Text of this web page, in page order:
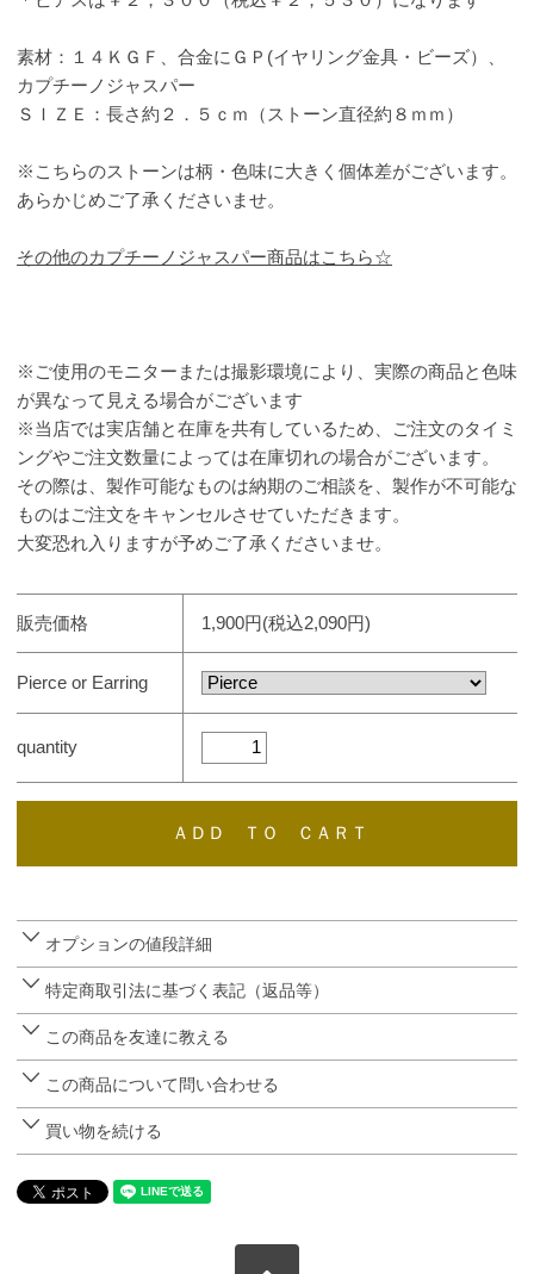
素材：１４ＫＧＦ、合金にＧＰ(イヤリング金具・ビーズ）、
カプチーノジャスパー
ＳＩＺＥ：長さ約２．５ｃｍ（ストーン直径約８ｍｍ）
※こちらのストーンは柄・色味に大きく個体差がございます。
あらかじめご了承くださいませ。
その他のカプチーノジャスパー商品はこちら☆
※ご使用のモニターまたは撮影環境により、実際の商品と色味
が異なって見える場合がございます
※当店では実店舗と在庫を共有しているため、ご注文のタイミ
ングやご注文数量によっては在庫切れの場合がございます。
その際は、製作可能なものは納期のご相談を、製作が不可能な
ものはご注文をキャンセルさせていただきます。
大変恐れ入りますが予めご了承くださいませ。
販売価格 1,900円(税込2,090円)
Pierce or Earring
quantity
オプションの値段詳細
特定商取引法に基づく表記（返品等）
この商品を友達に教える
この商品について問い合わせる
買い物を続ける